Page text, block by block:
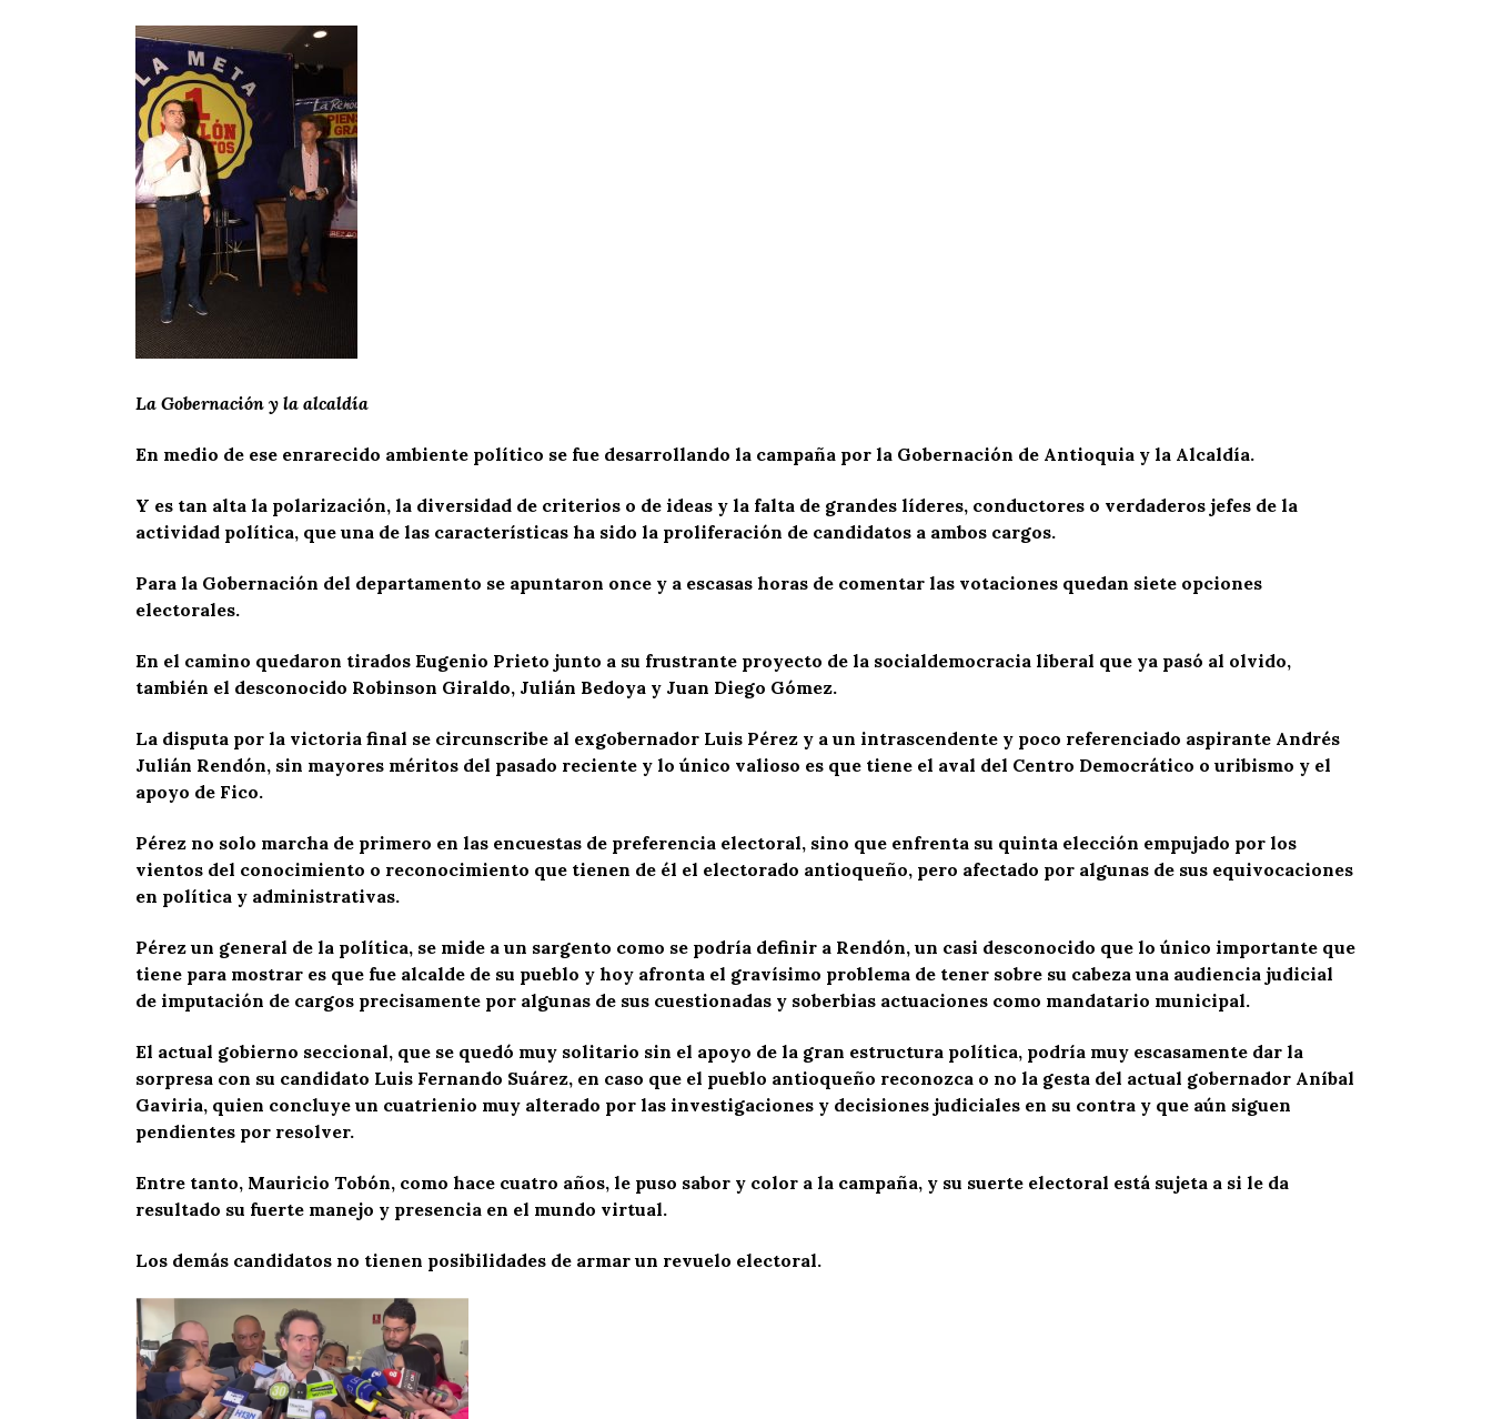
La Gobernación y la alcaldía
En medio de ese enrarecido ambiente político se fue desarrollando la campaña por la Gobernación de Antioquia y la Alcaldía.
Y es tan alta la polarización, la diversidad de criterios o de ideas y la falta de grandes líderes, conductores o verdaderos jefes de la
actividad política, que una de las características ha sido la proliferación de candidatos a ambos cargos.
Para la Gobernación del departamento se apuntaron once y a escasas horas de comentar las votaciones quedan siete opciones
electorales.
En el camino quedaron tirados Eugenio Prieto junto a su frustrante proyecto de la socialdemocracia liberal que ya pasó al olvido,
también el desconocido Robinson Giraldo, Julián Bedoya y Juan Diego Gómez.
La disputa por la victoria final se circunscribe al exgobernador Luis Pérez y a un intrascendente y poco referenciado aspirante Andrés
Julián Rendón, sin mayores méritos del pasado reciente y lo único valioso es que tiene el aval del Centro Democrático o uribismo y el
apoyo de Fico.
Pérez no solo marcha de primero en las encuestas de preferencia electoral, sino que enfrenta su quinta elección empujado por los
vientos del conocimiento o reconocimiento que tienen de él el electorado antioqueño, pero afectado por algunas de sus equivocaciones
en política y administrativas.
Pérez un general de la política, se mide a un sargento como se podría definir a Rendón, un casi desconocido que lo único importante que
tiene para mostrar es que fue alcalde de su pueblo y hoy afronta el gravísimo problema de tener sobre su cabeza una audiencia judicial
de imputación de cargos precisamente por algunas de sus cuestionadas y soberbias actuaciones como mandatario municipal.
El actual gobierno seccional, que se quedó muy solitario sin el apoyo de la gran estructura política, podría muy escasamente dar la
sorpresa con su candidato Luis Fernando Suárez, en caso que el pueblo antioqueño reconozca o no la gesta del actual gobernador Aníbal
Gaviria, quien concluye un cuatrienio muy alterado por las investigaciones y decisiones judiciales en su contra y que aún siguen
pendientes por resolver.
Entre tanto, Mauricio Tobón, como hace cuatro años, le puso sabor y color a la campaña, y su suerte electoral está sujeta a si le da
resultado su fuerte manejo y presencia en el mundo virtual.
Los demás candidatos no tienen posibilidades de armar un revuelo electoral.